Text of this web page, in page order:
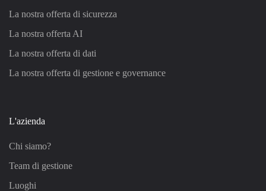
La nostra offerta di sicurezza
La nostra offerta AI
La nostra offerta di dati
La nostra offerta di gestione e governance
L'azienda
Chi siamo?
Team di gestione
Luoghi